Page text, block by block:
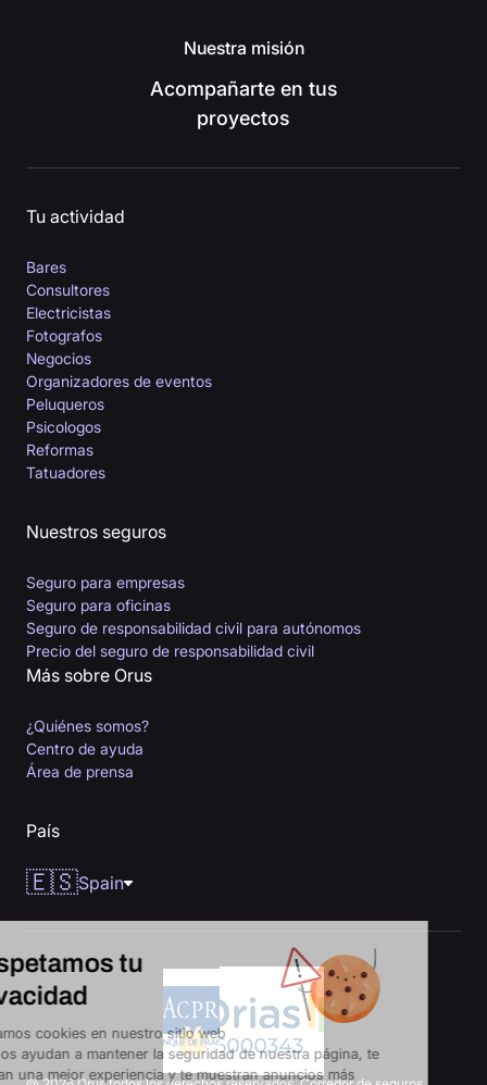
Nuestra misión
Acompañarte en tus
proyectos
Tu actividad
Bares
Consultores
Electricistas
Fotografos
Negocios
Organizadores de eventos
Peluqueros
Psicologos
Reformas
Tatuadores
Nuestros seguros
Seguro para empresas
Seguro para oficinas
Seguro de responsabilidad civil para autónomos
Precio del seguro de responsabilidad civil
Más sobre Orus
¿Quiénes somos?
Centro de ayuda
Área de prensa
País
🇪🇸Spain
Respetamos tu
privacidad
Utilizamos cookies en nuestro sitio web
que nos ayudan a mantener la seguridad de nuestra página, te
brindan una mejor experiencia y te muestran anuncios más